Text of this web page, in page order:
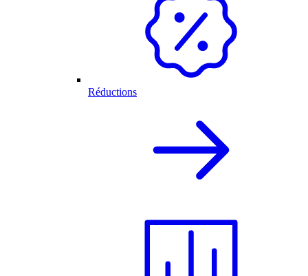
Réductions